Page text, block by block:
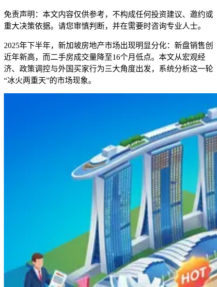
免责声明：本文内容仅供参考，不构成任何投资建议、邀约或
重大决策依据。请您审慎判断，并在需要时咨询专业人士。
2025年下半年，新加坡房地产市场出现明显分化：新盘销售创
近年新高，而二手房成交量降至16个月低点。本文从宏观经
济、政策调控与外国买家行为三大角度出发，系统分析这一轮
“冰火两重天”的市场现象。